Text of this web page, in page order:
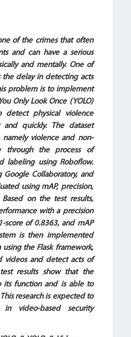
of the crimes that often
and can have a serious
and mentally. One of
delay in detecting acts
problem is to implement
Only Look Once (YOLO)
physical violence
and quickly. The dataset
namely violence and non-
through the process of
labeling using Roboflow.
Collaboratory, and
using mAP, precision,
Based on the test results,
with a precision
score of 0.8363, and mAP
is then implemented
the Flask framework,
videos and detect acts of
results show that the
its function and is able to
research is expected to
video-based security